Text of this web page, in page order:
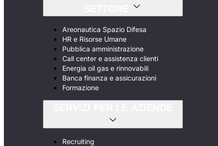
Areonautica Spazio Difesa
HR e Risorse Umane
Pubblica amministrazione
Call center e assistenza clienti
Energia oil gas e rinnovabili
Banca finanza e assicurazioni
Formazione
Recruiting